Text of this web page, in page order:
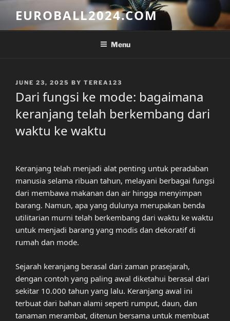
content
EUROBALL2024.COM
Menu
POSTED
JUNE 23, 2025 BY TEREA123
Dari fungsi ke mode: bagaimana
keranjang telah berkembang dari
waktu ke waktu
Keranjang telah menjadi alat penting untuk peradaban
manusia selama ribuan tahun, melayani berbagai fungsi
dari membawa makanan dan air hingga menyimpan
barang. Namun, apa yang dulunya merupakan benda
utilitarian murni telah berkembang dari waktu ke waktu
untuk menjadi barang yang modis dan dekoratif di
rumah dan mode.
Sejarah keranjang berasal dari zaman prasejarah,
dengan contoh yang paling awal diketahui berasal dari
sekitar 10.000 tahun yang lalu. Keranjang awal ini
terbuat dari bahan alami seperti rumput, daun, dan
tanaman merambat, ditenun bersama untuk membuat